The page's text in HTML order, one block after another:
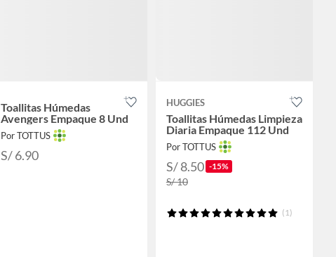
Toallitas Húmedas
Avengers Empaque 8 Und
Por TOTTUS
S/ 6.90
HUGGIES
Toallitas Húmedas Limpieza
Diaria Empaque 112 Und
Por TOTTUS
S/ 8.50 -15%
S/ 10
(1)